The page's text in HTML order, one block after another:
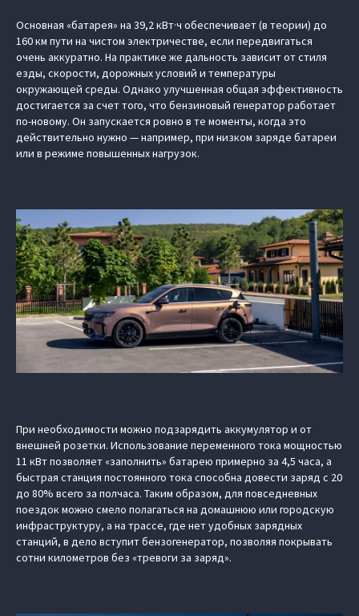
Основная «батарея» на 39,2 кВт·ч обеспечивает (в теории) до
160 км пути на чистом электричестве, если передвигаться
очень аккуратно. На практике же дальность зависит от стиля
езды, скорости, дорожных условий и температуры
окружающей среды. Однако улучшенная общая эффективность
достигается за счет того, что бензиновый генератор работает
по-новому. Он запускается ровно в те моменты, когда это
действительно нужно — например, при низком заряде батареи
или в режиме повышенных нагрузок.
При необходимости можно подзарядить аккумулятор и от
внешней розетки. Использование переменного тока мощностью
11 кВт позволяет «заполнить» батарею примерно за 4,5 часа, а
быстрая станция постоянного тока способна довести заряд с 20
до 80% всего за полчаса. Таким образом, для повседневных
поездок можно смело полагаться на домашнюю или городскую
инфраструктуру, а на трассе, где нет удобных зарядных
станций, в дело вступит бензогенератор, позволяя покрывать
сотни километров без «тревоги за заряд».